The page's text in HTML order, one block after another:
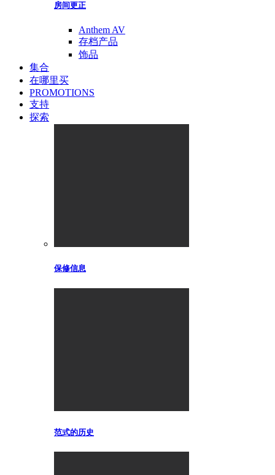
房间更正
Anthem AV
存档产品
饰品
集合
在哪里买
PROMOTIONS
支持
探索
保修信息
范式的历史